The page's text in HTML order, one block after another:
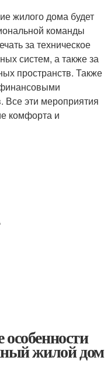
жилого дома будет
команды
за техническое
систем, а также за
пространств. Также
эти мероприятия
комфорта и
жилой дом